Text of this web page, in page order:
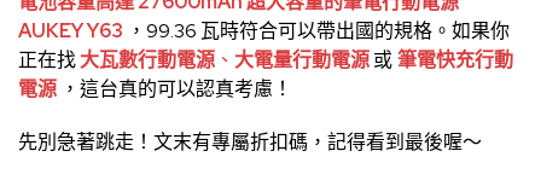
AUKEY Y63 ，99.36 瓦時符合可以帶出國的規格。如果你
正在找大瓦數行動電源 、 大電量行動電源或筆電快充行動
電源 ，這台真的可以認真考慮！
先別急著跳走！文末有專屬折扣碼，記得看到最後喔～